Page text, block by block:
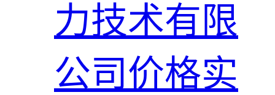
力技术有限
公司价格实